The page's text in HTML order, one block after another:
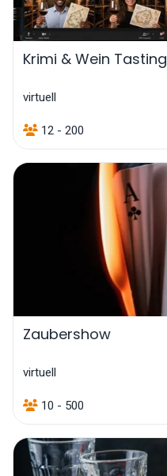
Krimi & Wein Tasting
virtuell
12 - 200
Zaubershow
virtuell
10 - 500